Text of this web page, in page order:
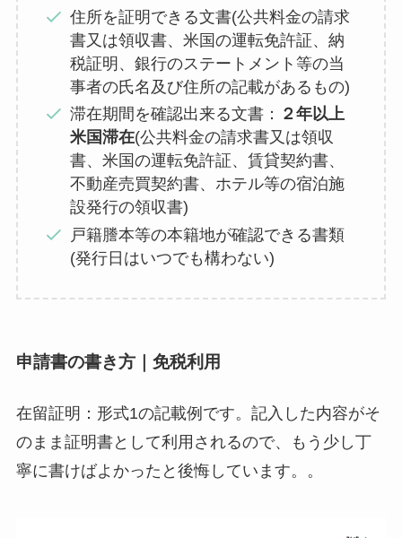
住所を証明できる文書(公共料金の請求
書又は領収書、米国の運転免許証、納
税証明、銀行のステートメント等の当
事者の氏名及び住所の記載があるもの)
滞在期間を確認出来る文書： ２年以上
米国滞在(公共料金の請求書又は領収
書、米国の運転免許証、賃貸契約書、
不動産売買契約書、ホテル等の宿泊施
設発行の領収書)
戸籍謄本等の本籍地が確認できる書類
(発行日はいつでも構わない)
申請書の書き方｜免税利用
在留証明：形式1の記載例です。記入した内容がそ
のまま証明書として利用されるので、もう少し丁
寧に書けばよかったと後悔しています。。